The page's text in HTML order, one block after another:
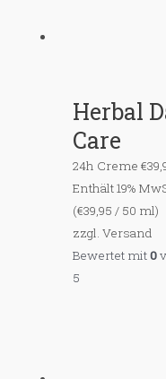
Herbal
Care
24h Creme€
Enthält 19%
(€39,95 / 50 ml)
zzgl.Versand
Bewertet mit0
5